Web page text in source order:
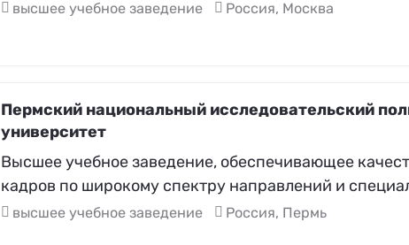
высшее учебное заведение Россия, Москва
Пермский национальный исследовательский
университет
Высшее учебное заведение, обеспечивающее
кадров по широкому спектру направлений и
высшее учебное заведение Россия, Пермь